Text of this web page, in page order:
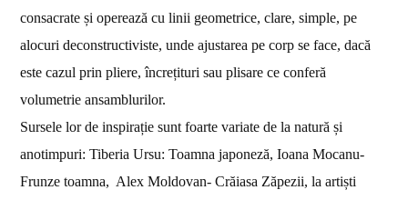
consacrate și operează cu linii geometrice, clare, simple, pe
alocuri deconstructiviste, unde ajustarea pe corp se face, dacă
este cazul prin pliere, încrețituri sau plisare ce conferă
volumetrie ansamblurilor.
Sursele lor de inspirație sunt foarte variate de la natură și
anotimpuri: Tiberia Ursu: Toamna japoneză, Ioana Mocanu-
Frunze toamna, Alex Moldovan- Crăiasa Zăpezii, la artiști